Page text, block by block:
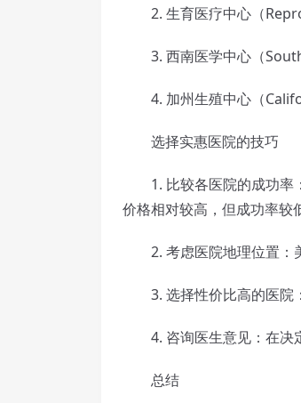
2. 生育医疗中心（
3. 西南医学中心（
4. 加州生殖中心（
选择实惠医院的技巧
1. 比较各医院的成功率
价格相对较高，但成功率较
2. 考虑医院地理位置：美
3. 选择性价比高的医院：
4. 咨询医生意见：在决定
总结